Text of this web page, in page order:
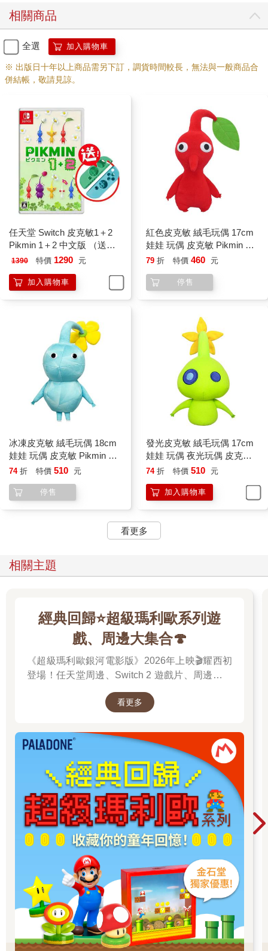
相關商品
全選 加入購物車
※ 出版日十年以上商品需另下訂，調貨時間較長，無法與一般商品合
併結帳，敬請見諒。
任天堂 Switch 皮克敏1＋2
Pikmin 1＋2 中文版 （送矽
膠套）
1390 特價 1290 元
加入購物車
紅色皮克敏 絨毛玩偶 17cm
娃娃 玩偶 皮克敏 Pikmin 任
天堂 三英貿易
79 折 特價 460 元
停售
冰凍皮克敏 絨毛玩偶 18cm
娃娃 玩偶 皮克敏 Pikmin 任
天堂 三英貿易
74 折 特價 510 元
停售
發光皮克敏 絨毛玩偶 17cm
娃娃 玩偶 夜光玩偶 皮克敏
Pikmin 任天堂 三英貿易
74 折 特價 510 元
加入購物車
看更多
相關主題
經典回歸⭐超級瑪利歐系列遊
戲、周邊大集合🍄
《超級瑪利歐銀河電影版》2026年上映🎬耀西初
登場！任天堂周邊、Switch 2 遊戲片、周邊配件
看更多